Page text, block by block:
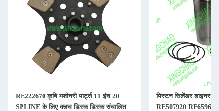
पिस्टन सिलेंडर लाइनर किट जॉन डीरे
RE507920 RE65967 550H 6603 4045T
RE505980
गैसकेट मूल